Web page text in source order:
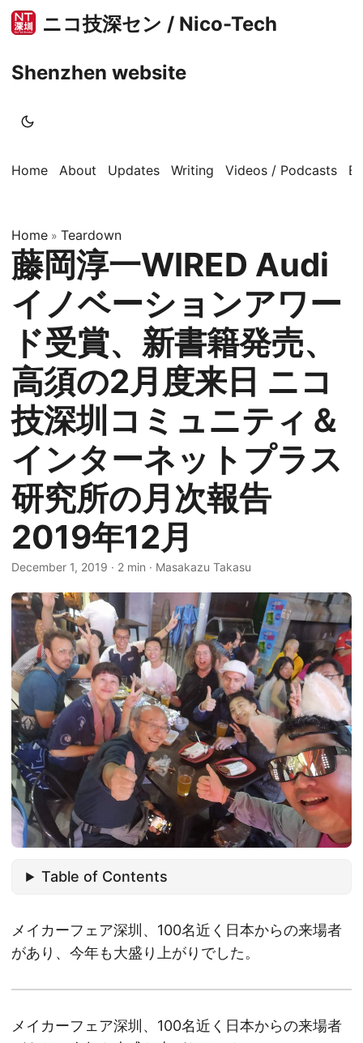
ニコ技深セン / Nico-Tech
Shenzhen website
Home About Updates Writing Videos / Podcasts
Home » Teardown
藤岡淳一WIRED Audi
イノベーションアワー
ド受賞、新書籍発売、
高須の2月度来日 ニコ
技深圳コミュニティ＆
インターネットプラス
研究所の月次報告
2019年12月
December 1, 2019 · 2 min · Masakazu Takasu
Table of Contents
メイカーフェア深圳、100名近く日本からの来場者
があり、今年も大盛り上がりでした。
メイカーフェア深圳、100名近く日本からの来場者